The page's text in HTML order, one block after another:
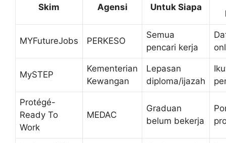
Skim Agensi Untuk Siapa
MYFutureJobs PERKESO
Semua
pencari kerja
MySTEP
Kementerian
Kewangan
Lepasan
diploma/ijazah
Protégé-
Ready To
Work
MEDAC
Graduan
belum bekerja